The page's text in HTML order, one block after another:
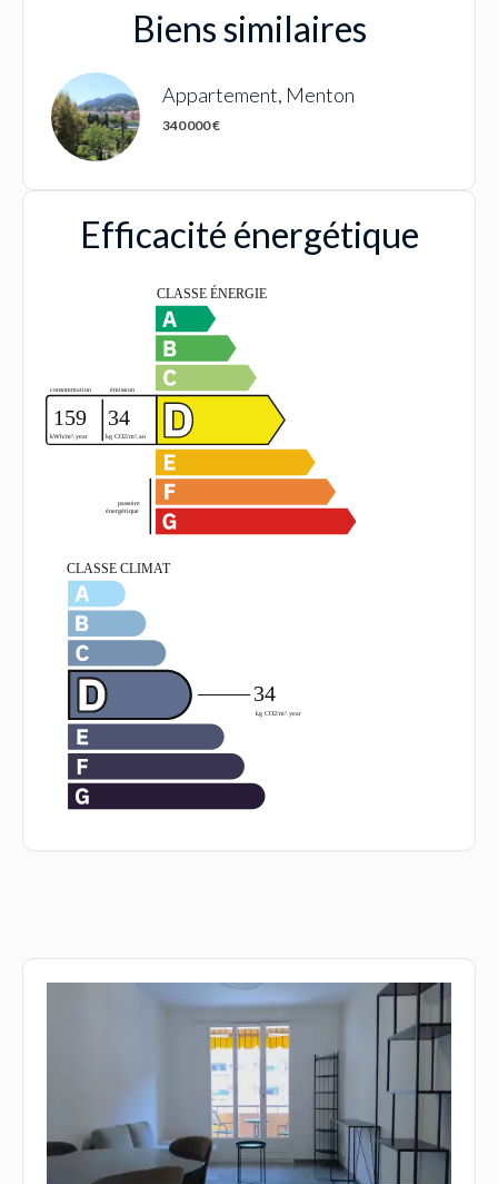
Biens similaires
Appartement, Menton
340 000 €
Efficacité énergétique